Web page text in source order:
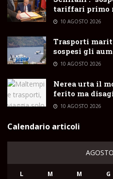
tariffari primo
10 AGOSTO 2026
Trasporti
sospesi gli
10 AGOSTO 2026
Nerea urta il
ferito ma
10 AGOSTO 2026
Calendario articoli
L M M G